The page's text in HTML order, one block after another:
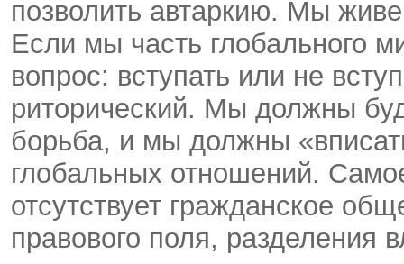
позволить автаркию. Мы
Если мы часть глобального
вопрос: вступать или не
риторический. Мы должны
борьба, и мы должны
глобальных отношений.
отсутствует гражданское
правового поля, разделения